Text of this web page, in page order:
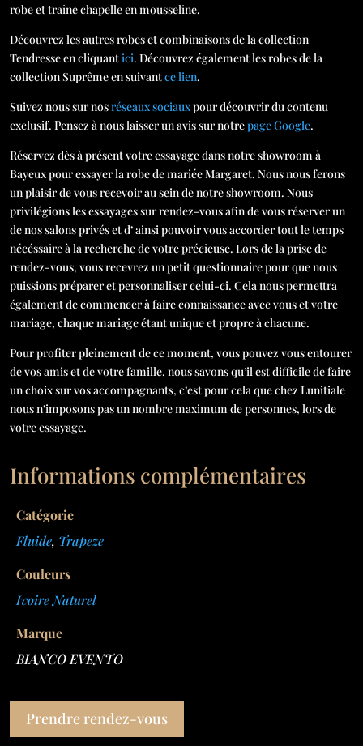
robe et traîne chapelle en mousseline.
Découvrez les autres robes et combinaisons de la collection
Tendresse en cliquantici. Découvrez également les robes de la
collection Suprême en suivantce lien.
Suivez nous sur nosréseaux sociauxpour découvrir du contenu
exclusif. Pensez à nous laisser un avis sur notrepage Google.
Réservez dès à présent votre essayage dans notre showroom à
Bayeux pour essayer la robe de mariée Margaret. Nous nous ferons
un plaisir de vous recevoir au sein de notre showroom. Nous
privilégions les essayages sur rendez-vous afin de vous réserver un
de nos salons privés et d’ ainsi pouvoir vous accorder tout le temps
nécéssaire à la recherche de votre précieuse. Lors de la prise de
rendez-vous, vous recevrez un petit questionnaire pour que nous
puissions préparer et personnaliser celui-ci. Cela nous permettra
également de commencer à faire connaissance avec vous et votre
mariage, chaque mariage étant unique et propre à chacune.
Pour profiter pleinement de ce moment, vous pouvez vous entourer
de vos amis et de votre famille, nous savons qu’il est difficile de faire
un choix sur vos accompagnants, c’est pour cela que chez Lunitiale
nous n’imposons pas un nombre maximum de personnes, lors de
votre essayage.
Informations complémentaires
Catégorie
Fluide, Trapeze
Couleurs
Ivoire Naturel
Marque
BIANCO EVENTO
Prendre rendez-vous